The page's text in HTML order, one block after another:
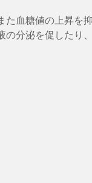
血糖値の上昇を
の分泌を促したり